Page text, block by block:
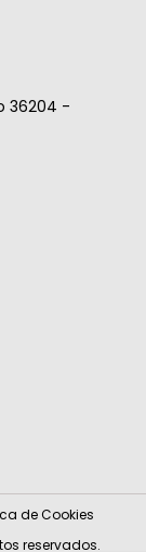
36204 -
reservados.
de Cookies